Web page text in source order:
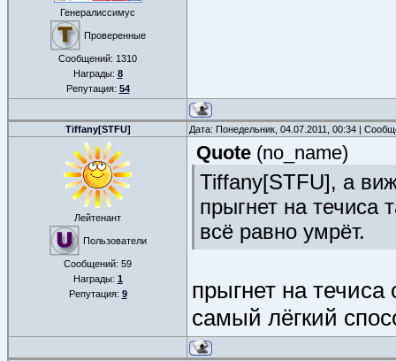
Генералиссимус
Проверенные
Сообщений: 1310
Награды: 8
Репутация: 54
Tiffany[STFU] Дата: Понедельник, 04.07.2011, 00:34 |
Лейтенант
Пользователи
Сообщений: 59
Награды: 1
Репутация: 9
Quote (no_name)
Tiffany[STFU], а
прыгнет на
всё равно умрёт.
прыгнет на
самый лёгкий